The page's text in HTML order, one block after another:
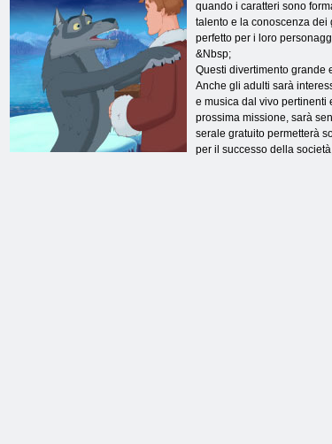
quando i caratteri sono
talento e la conoscenza
perfetto per i loro
&Nbsp;
Questi divertimento grande
Anche gli adulti sarà
e musica dal vivo pertinenti
prossima missione, sarà
serale gratuito permetterà
per il successo della